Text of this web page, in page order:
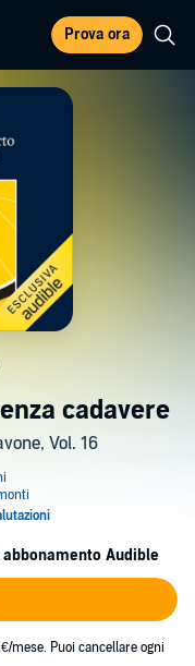
Prova ora
cadavere
Vol. 16
Audible
mese. Puoi cancellare ogni